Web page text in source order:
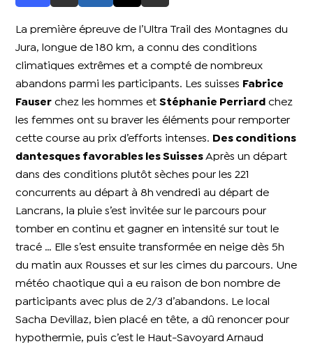
La première épreuve de l’Ultra Trail des Montagnes du
Jura, longue de 180 km, a connu des conditions
climatiques extrêmes et a compté de nombreux
abandons parmi les participants. Les suisses
Fabrice
Fauser chez les hommes etStéphanie Perriard chez
les femmes ont su braver les éléments pour remporter
cette course au prix d’efforts intenses.
Des conditions
dantesques favorables les Suisses Après un départ
dans des conditions plutôt sèches pour les 221
concurrents au départ à 8h vendredi au départ de
Lancrans, la pluie s’est invitée sur le parcours pour
tomber en continu et gagner en intensité sur tout le
tracé … Elle s’est ensuite transformée en neige dès 5h
du matin aux Rousses et sur les cimes du parcours. Une
météo chaotique qui a eu raison de bon nombre de
participants avec plus de 2/3 d’abandons. Le local
Sacha Devillaz, bien placé en tête, a dû renoncer pour
hypothermie, puis c’est le Haut-Savoyard Arnaud